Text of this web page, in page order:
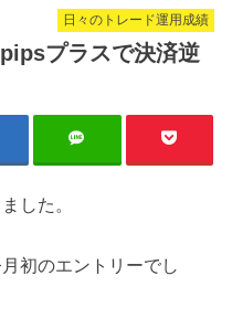
日々のトレード運用成績
プラスで決済逆
した。
初のエントリーでし